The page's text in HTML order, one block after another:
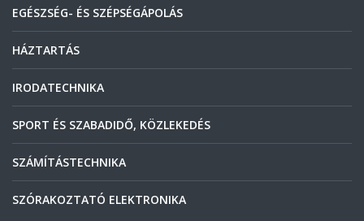
EGÉSZSÉG- ÉS SZÉPSÉGÁPOLÁS
HÁZTARTÁS
IRODATECHNIKA
SPORT ÉS SZABADIDŐ, KÖZLEKEDÉS
SZÁMÍTÁSTECHNIKA
SZÓRAKOZTATÓ ELEKTRONIKA